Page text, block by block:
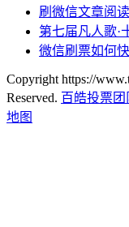
刷微信文章阅
第七届凡人歌·
微信刷票如何
Copyright https://
Reserved. 百皓投票团
地图